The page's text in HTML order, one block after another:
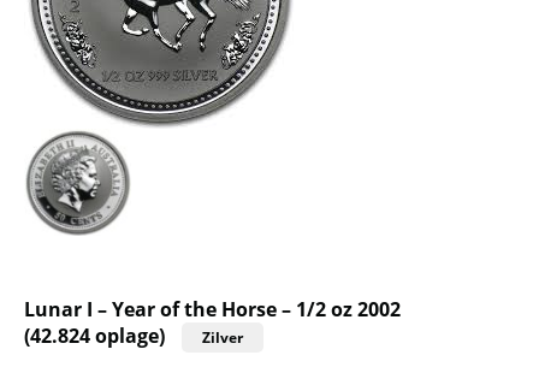
Lunar I – Year of the Horse – 1/2 oz 2002
(42.824 oplage)
Zilver